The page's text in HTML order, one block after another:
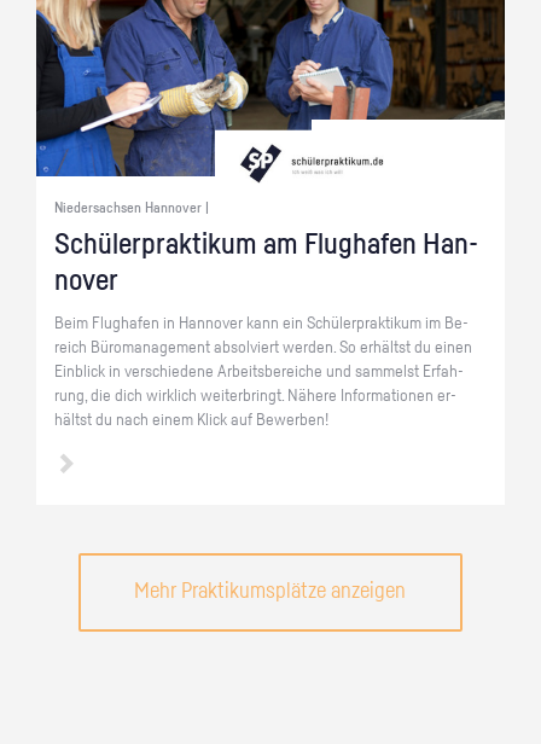
Niedersachsen Hannover |
Schü­ler­prak­ti­kum am Flug­ha­fen Han­
no­ver
Beim Flug­ha­fen in Han­no­ver kann ein Schü­ler­prak­ti­kum im Be­
reich Bü­ro­ma­nage­ment ab­sol­viert wer­den. So er­hältst du einen
Ein­blick in ver­schie­de­ne Ar­beits­be­rei­che und sam­melst Er­fah­
rung, die dich wirk­lich wei­ter­bringt. Nä­he­re In­for­ma­tio­nen er­
hältst du nach einem Klick auf Be­wer­ben!
Mehr Praktikumsplätze anzeigen